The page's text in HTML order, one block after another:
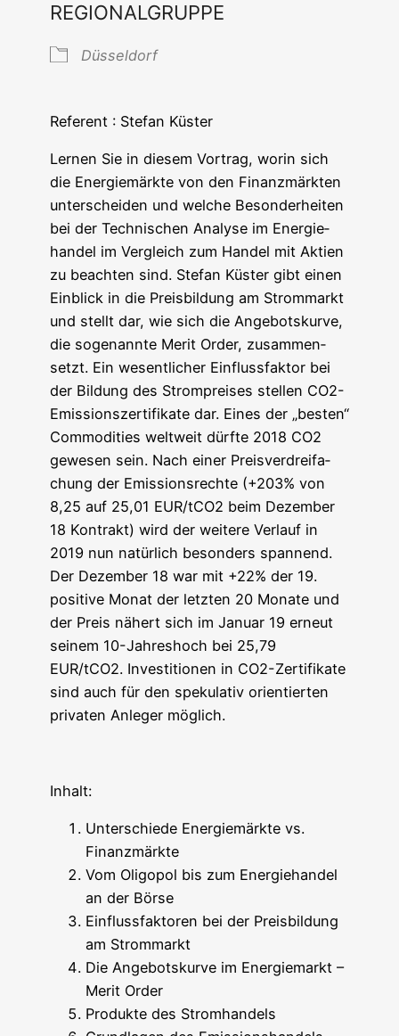
REGIONALGRUPPE
Düs­sel­dorf
Refe­rent : Ste­fan Küster
Ler­nen Sie in die­sem Vor­trag, wor­in sich
die Ener­gie­märk­te von den Finanz­märk­ten
unter­schei­den und wel­che Beson­der­hei­ten
bei der Tech­ni­schen Ana­ly­se im Ener­gie­
han­del im Ver­gleich zum Han­del mit Akti­en
zu beach­ten sind. Ste­fan Küs­ter gibt einen
Ein­blick in die Preis­bil­dung am Strom­markt
und stellt dar, wie sich die Ange­bots­kur­ve,
die soge­nann­te Merit Order, zusam­men­
setzt. Ein wesent­li­cher Ein­fluss­fak­tor bei
der Bil­dung des Strom­prei­ses stel­len CO2-
Emis­si­ons­zer­ti­fi­ka­te dar. Eines der „bes­ten“
Com­mo­di­ties welt­weit dürf­te 2018 CO2
gewe­sen sein. Nach einer Preis­ver­drei­fa­
chung der Emis­si­ons­rech­te (+203% von
8,25 auf 25,01 EUR/tCO2 beim Dezem­ber
18 Kon­trakt) wird der wei­te­re Ver­lauf in
2019 nun natür­lich beson­ders span­nend.
Der Dezem­ber 18 war mit +22% der 19.
posi­ti­ve Monat der letz­ten 20 Mona­te und
der Preis nähert sich im Janu­ar 19 erneut
sei­nem 10-Jah­res­hoch bei 25,79
EUR/tCO2. Inves­ti­tio­nen in CO2-Zer­ti­fi­ka­te
sind auch für den spe­ku­la­tiv ori­en­tier­ten
pri­va­ten Anle­ger möglich.
Inhalt:
Unter­schie­de Ener­gie­märk­te vs.
Finanzmärkte
Vom Oli­go­pol bis zum Ener­gie­han­del
an der Börse
Ein­fluss­fak­to­ren bei der Preis­bil­dung
am Strommarkt
Die Ange­bots­kur­ve im Ener­gie­markt –
Merit Order
Pro­duk­te des Stromhandels